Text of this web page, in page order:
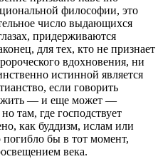
философии, это
число выдающихся
придерживаются
для тех, кто не признает
вдохновения, ни
истинной является
если говорить
— и еще может —
там, где господствует
как буддизм, ислам или
погибло бы в тот момент,
века.